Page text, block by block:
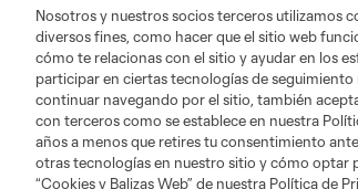
Términos de servicio
©2026 MLS. El nombre y
registrados y son marcas
Nosotros y nuestros socios terceros utilizamos
diversos fines, como hacer que el sitio web
cómo te relacionas con el sitio y ayudar en los
participar en ciertas tecnologías de
continuar navegando por el sitio, también
con terceros como se establece en nuestra
años a menos que retires tu consentimiento
otras tecnologías en nuestro sitio y cómo optar
“Cookies y Balizas Web” de nuestra Política de